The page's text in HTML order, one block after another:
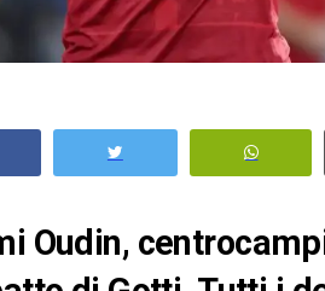
Oudin,